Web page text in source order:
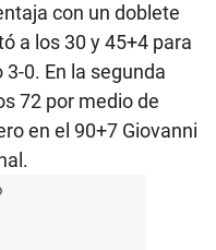
con un doblete
a los 30 y 45+4 para
0. En la segunda
72 por medio de
en el 90+7 Giovanni